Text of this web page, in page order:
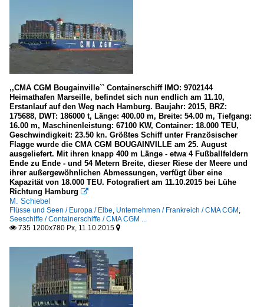
,,CMA CGM Bougainville`` Containerschiff IMO: 9702144
Heimathafen Marseille, befindet sich nun endlich am 11.10,
Erstanlauf auf den Weg nach Hamburg. Baujahr: 2015, BRZ:
175688, DWT: 186000 t, Länge: 400.00 m, Breite: 54.00 m, Tiefgang:
16.00 m, Maschinenleistung: 67100 KW, Container: 18.000 TEU,
Geschwindigkeit: 23.50 kn. Größtes Schiff unter Französischer
Flagge wurde die CMA CGM BOUGAINVILLE am 25. August
ausgeliefert. Mit ihren knapp 400 m Länge - etwa 4 Fußballfeldern
Ende zu Ende - und 54 Metern Breite, dieser Riese der Meere und
ihrer außergewöhnlichen Abmessungen, verfügt über eine
Kapazität von 18.000 TEU. Fotografiert am 11.10.2015 bei Lühe
Richtung Hamburg 
M. Schiebel
Flüsse und Seen / Europa / Elbe, Unternehmen / Frankreich / CMA CGM ,
Seeschiffe / Containerschiffe / CMA CGM ...
 735 1200x780 Px, 11.10.2015 